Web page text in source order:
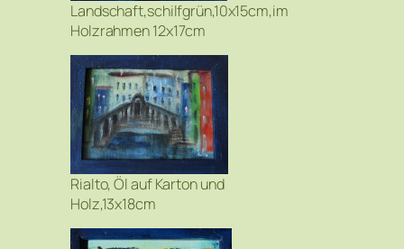
Landschaft,schilfgrün,10x15cm,im
Holzrahmen 12x17cm
Rialto, Öl auf Karton und
Holz,13x18cm